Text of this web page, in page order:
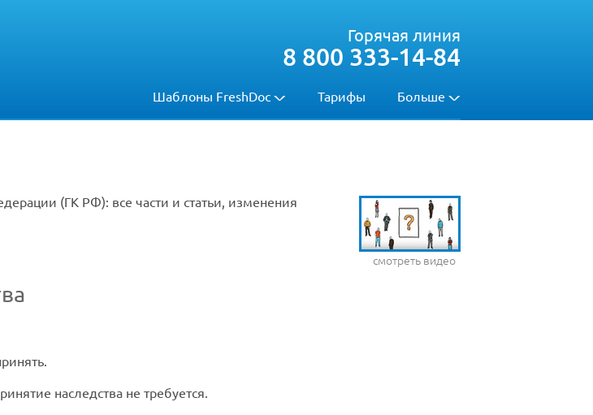
Шаблоны FreshDoc Тарифы Больше
Горячая линия
8 800 333-14-84
смотреть видео
(ГК РФ): все части и статьи, изменения
наследства не требуется.